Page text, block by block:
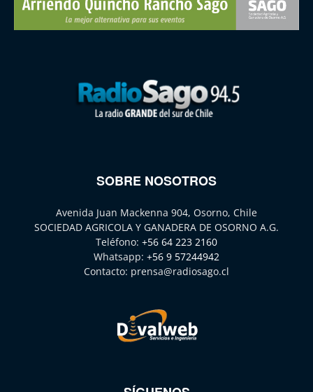
SOBRE NOSOTROS
Avenida Juan Mackenna 904, Osorno, Chile
SOCIEDAD AGRICOLA Y GANADERA DE OSORNO A.G.
Teléfono: +56 64 223 2160
Whatsapp: +56 9 57244942
Contacto: prensa@radiosago.cl